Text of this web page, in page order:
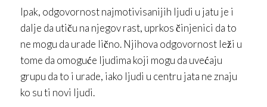
Ipak, odgovornost najmotivisanijih ljudi u jatu je i
dalje da utiču na njegov rast, uprkos činjenici da to
ne mogu da urade lično. Njihova odgovornost leži u
tome da omoguće ljudima koji mogu da uvećaju
grupu da to i urade, iako ljudi u centru jata ne znaju
ko su ti novi ljudi.